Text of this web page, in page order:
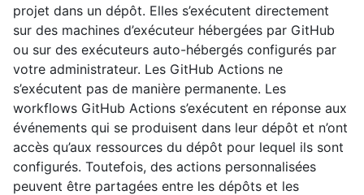
projet dans un dépôt. Elles s’exécutent directement
sur des machines d’exécuteur hébergées par GitHub
ou sur des exécuteurs auto-hébergés configurés par
votre administrateur. Les GitHub Actions ne
s’exécutent pas de manière permanente. Les
workflows GitHub Actions s’exécutent en réponse aux
événements qui se produisent dans leur dépôt et n’ont
accès qu’aux ressources du dépôt pour lequel ils sont
configurés. Toutefois, des actions personnalisées
peuvent être partagées entre les dépôts et les